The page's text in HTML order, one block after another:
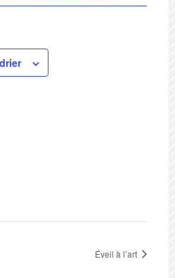
Éveil à l’art